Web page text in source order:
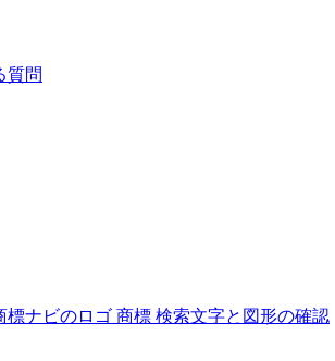
質問
標ナビのロゴ 商標 検索文字と図形の確認